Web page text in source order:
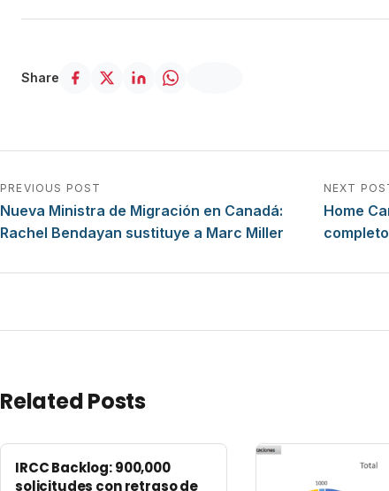
Share
Navegación de entradas
PREVIOUS POST
Nueva Ministra de Migración en Canadá:
Rachel Bendayan sustituye a Marc Miller
NEXT
Home
Related Posts
IRCC Backlog: 900,000
solicitudes con retraso de